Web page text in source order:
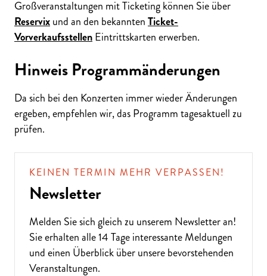
Großveranstaltungen mit Ticketing können Sie über
Reservixund an den bekanntenTicket-
VorverkaufsstellenEintrittskarten erwerben.
Hinweis Programmänderungen
Da sich bei den Konzerten immer wieder Änderungen
ergeben, empfehlen wir, das Programm tagesaktuell zu
prüfen.
KEINEN TERMIN MEHR VERPASSEN!
Newsletter
Melden Sie sich gleich zu unserem Newsletteran!
Sie erhalten alle 14 Tage interessante Meldungen
und einen Überblick über unsere bevorstehenden
Veranstaltungen.